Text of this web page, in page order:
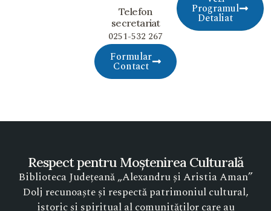
Programul
Detaliat
Telefon
secretariat
0251-532 267
Formular
Contact
Respect pentru Moștenirea Culturală
Biblioteca Județeană „Alexandru și Aristia Aman”
Dolj recunoaște și respectă patrimoniul cultural,
istoric și spiritual al comunităților care au